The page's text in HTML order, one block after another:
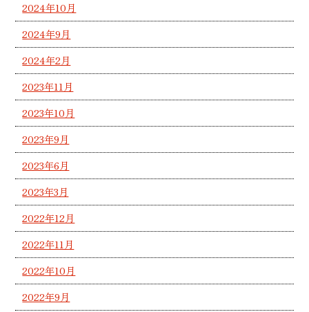
2024年10月
2024年9月
2024年2月
2023年11月
2023年10月
2023年9月
2023年6月
2023年3月
2022年12月
2022年11月
2022年10月
2022年9月